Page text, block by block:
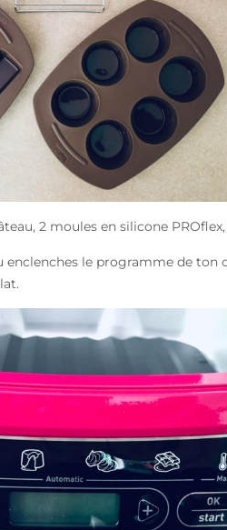
2 moules en silicone
le programme de ton